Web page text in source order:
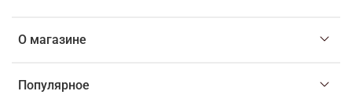
О магазине
Популярное